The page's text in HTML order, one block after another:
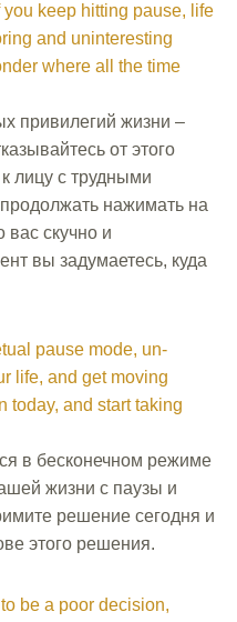
keep hitting pause, life
and uninteresting
where all the time
привилегий жизни –
от этого
лицу с трудными
нажимать на
вас скучно и
вы задумаетесь, куда
pause mode, un-
life, and get moving
today, and start taking
в бесконечном режиме
жизни с паузы и
решение сегодня и
этого решения.
be a poor decision,